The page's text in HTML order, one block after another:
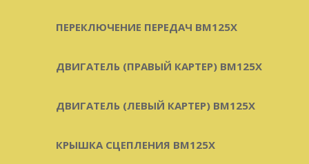
ПЕРЕКЛЮЧЕНИЕ ПЕРЕДАЧ BM125X
ДВИГАТЕЛЬ (ПРАВЫЙ КАРТЕР) BM125X
ДВИГАТЕЛЬ (ЛЕВЫЙ КАРТЕР) BM125X
КРЫШКА СЦЕПЛЕНИЯ BM125X